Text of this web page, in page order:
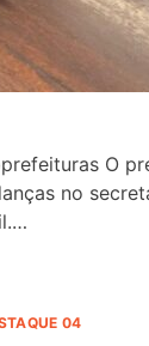
O
no
04